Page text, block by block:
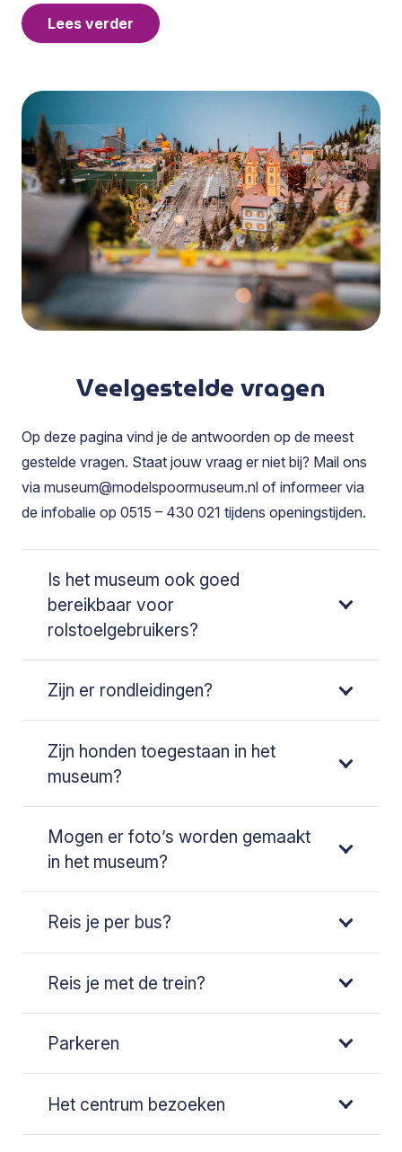
Lees verder
Veelgestelde vragen
Op deze pagina vind je de antwoorden op de meest
gestelde vragen. Staat jouw vraag er niet bij? Mail ons
via museum@modelspoormuseum.nl of informeer via
de infobalie op 0515 – 430 021 tijdens openingstijden.
Is het museum ook goed
bereikbaar voor
rolstoelgebruikers?
Zijn er rondleidingen?
Zijn honden toegestaan in het
museum?
Mogen er foto’s worden gemaakt
in het museum?
Reis je per bus?
Reis je met de trein?
Parkeren
Het centrum bezoeken